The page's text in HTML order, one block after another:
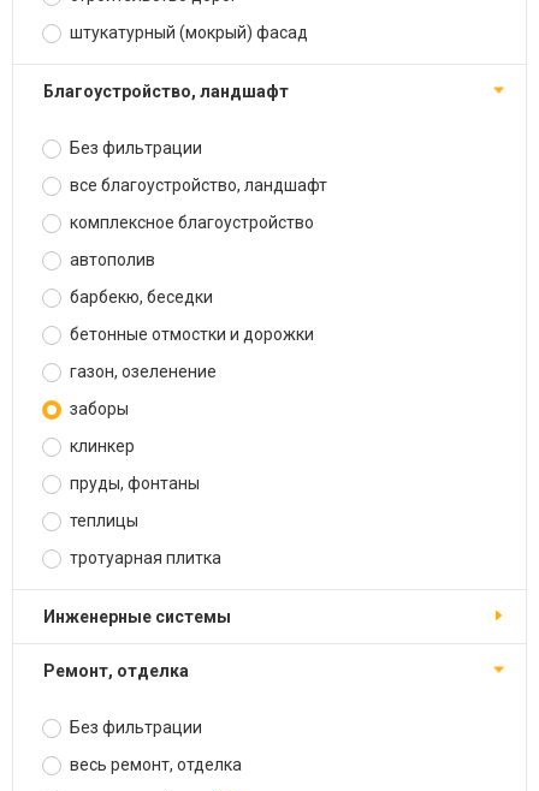
штукатурный (мокрый) фасад
благоустройство, ландшафт
Без фильтрации
все благоустройство, ландшафт
комплексное благоустройство
автополив
барбекю, беседки
бетонные отмостки и дорожки
газон, озеленение
заборы
клинкер
пруды, фонтаны
теплицы
тротуарная плитка
инженерные системы
ремонт, отделка
Без фильтрации
весь ремонт, отделка